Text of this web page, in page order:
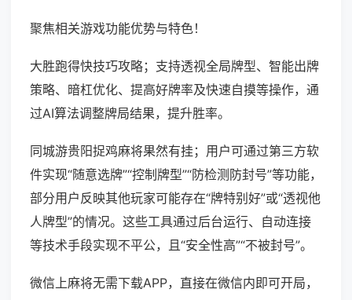
聚焦相关游戏功能优势与特色！
大胜跑得快技巧攻略；支持透视全局牌型、智能出牌
策略、暗杠优化、提高好牌率及快速自摸等操作，通
过AI算法调整牌局结果，提升胜率。
同城游贵阳捉鸡麻将果然有挂；用户可通过第三方软
件实现“随意选牌”“控制牌型”“防检测防封号”等功能，
部分用户反映其他玩家可能存在“牌特别好”或“透视他
人牌型”的情况。这些工具通过后台运行、自动连接
等技术手段实现不平公，且“安全性高”“不被封号”。
微信上麻将无需下载APP，直接在微信内即可开局，